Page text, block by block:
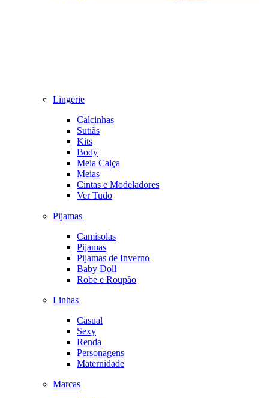
Lingerie
Calcinhas
Sutiãs
Kits
Body
Meia Calça
Meias
Cintas e Modeladores
Ver Tudo
Pijamas
Camisolas
Pijamas
Pijamas de Inverno
Baby Doll
Robe e Roupão
Linhas
Casual
Sexy
Renda
Personagens
Maternidade
Marcas